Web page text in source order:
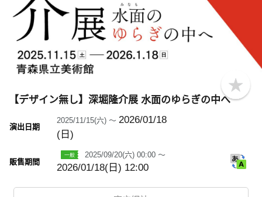
b
o
【デザイン無し】深堀隆介展 水面のゆらぎの中へ
演出日期
2025/11/15(六) ～ 2026/01/18
(日)
販售期間
2025/09/20(六) 00:00 ～
2026/01/18(日) 12:00